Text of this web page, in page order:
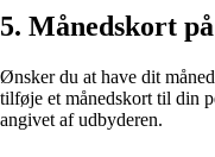
5. Månedskort
Ønsker du at have dit
tilføje et månedskort til din
angivet af udbyderen.